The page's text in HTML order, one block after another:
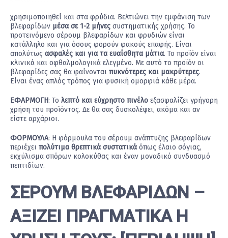
χρησιμοποιηθεί και στα φρύδια. Βελτιώνει την εμφάνιση των
βλεφαρίδων μέσα σε 1-2 μήνες συστηματικής χρήσης. Το
προτεινόμενο σέρουμ βλεφαρίδων και φρυδιών είναι
κατάλληλο και για όσους φορούν φακούς επαφής. Είναι
απολύτως ασφαλές και για τα ευαίσθητα μάτια. Το προϊόν είναι
κλινικά και οφθαλμολογικά ελεγμένο. Με αυτό το προϊόν οι
βλεφαρίδες σας θα φαίνονται πυκνότερες και μακρύτερες.
Είναι ένας απλός τρόπος για φυσική ομορφιά κάθε μέρα.
ΕΦΑΡΜΟΓΗ: Το λεπτό και εύχρηστο πινέλο εξασφαλίζει γρήγορη
χρήση του προϊόντος. Δε θα σας δυσκολέψει, ακόμα και αν
είστε αρχάριοι.
ΦΟΡΜΟΥΛΑ: Η φόρμουλα του σέρουμ ανάπτυξης βλεφαρίδων
περιέχει πολύτιμα θρεπτικά συστατικά όπως έλαιο σόγιας,
εκχύλισμα σπόρων κολοκύθας και έναν μοναδικό συνδυασμό
πεπτιδίων.
ΣΕΡΟΥΜ ΒΛΕΦΑΡΙΔΩΝ –
ΑΞΙΖΕΙ ΠΡΑΓΜΑΤΙΚΑ Η